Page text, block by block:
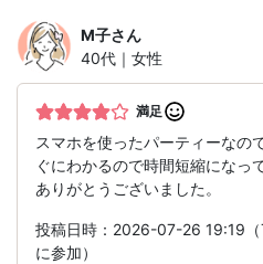
M子さん
40代｜女性
満足
スマホを使ったパーティーなの
ぐにわかるので時間短縮になっ
ありがとうございました。
投稿日時：2026-07-26 19:19
に参加）